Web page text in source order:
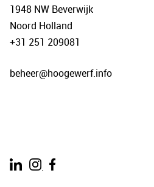
1948 NW Beverwijk
Noord Holland
+31 251 209081
beheer@hoogewerf.info
.